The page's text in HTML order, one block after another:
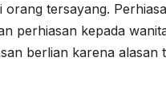
tersayang.
perhiasan kepada
berlian karena alasan